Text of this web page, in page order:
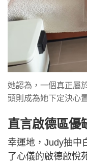
她認為，一個真正屬
頭則成為她下定決心
直言啟德區優
幸運地，Judy抽中
了心儀的啟德啟悅